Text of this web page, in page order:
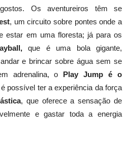
Os aventureiros têm se
, um circuito sobre pontes onde a
estar em uma floresta; já para os
que é uma bola gigante,
e brincar sobre água sem se
adrenalina, o Play Jump é o
possível ter a experiência da força
, que oferece a sensação de
e gastar toda a energia